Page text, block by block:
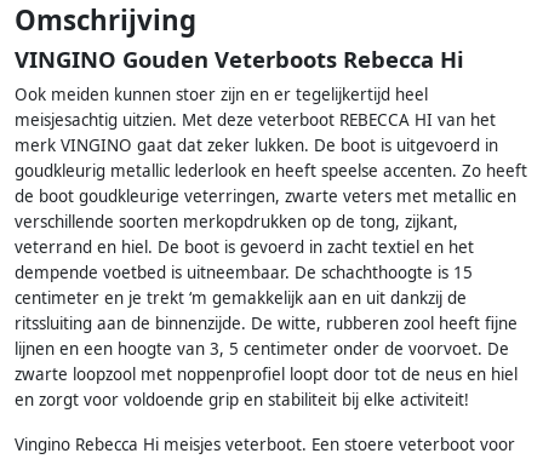
Omschrijving
VINGINO Gouden Veterboots Rebecca Hi
Ook meiden kunnen stoer zijn en er tegelijkertijd heel
meisjesachtig uitzien. Met deze veterboot REBECCA HI van het
merk VINGINO gaat dat zeker lukken. De boot is uitgevoerd in
goudkleurig metallic lederlook en heeft speelse accenten. Zo heeft
de boot goudkleurige veterringen, zwarte veters met metallic en
verschillende soorten merkopdrukken op de tong, zijkant,
veterrand en hiel. De boot is gevoerd in zacht textiel en het
dempende voetbed is uitneembaar. De schachthoogte is 15
centimeter en je trekt ‘m gemakkelijk aan en uit dankzij de
ritssluiting aan de binnenzijde. De witte, rubberen zool heeft fijne
lijnen en een hoogte van 3, 5 centimeter onder de voorvoet. De
zwarte loopzool met noppenprofiel loopt door tot de neus en hiel
en zorgt voor voldoende grip en stabiliteit bij elke activiteit!
Vingino Rebecca Hi meisjes veterboot. Een stoere veterboot voor